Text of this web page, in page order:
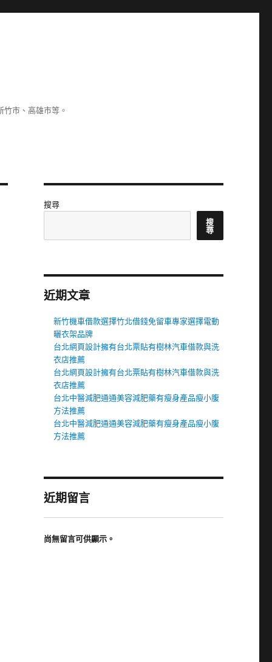
市、高雄市等。
搜尋
搜
尋
近期文章
新竹機車借款選擇竹北借錢免留車專家選擇電動
曬衣架品牌
台北網頁設計擁有台北票貼有樹林汽車借款與洗
衣店推薦
台北網頁設計擁有台北票貼有樹林汽車借款與洗
衣店推薦
台北中醫減肥通通美容減肥藥有瘦身產品瘦小腹
方法推薦
台北中醫減肥通通美容減肥藥有瘦身產品瘦小腹
方法推薦
近期留言
尚無留言可供顯示。